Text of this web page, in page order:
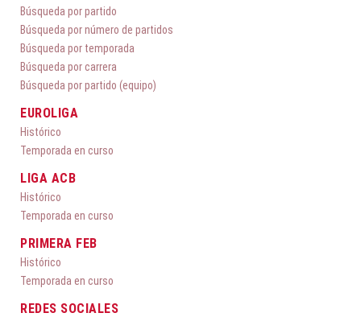
Búsqueda por partido
Búsqueda por número de partidos
Búsqueda por temporada
Búsqueda por carrera
Búsqueda por partido (equipo)
EUROLIGA
Histórico
Temporada en curso
LIGA ACB
Histórico
Temporada en curso
PRIMERA FEB
Histórico
Temporada en curso
REDES SOCIALES